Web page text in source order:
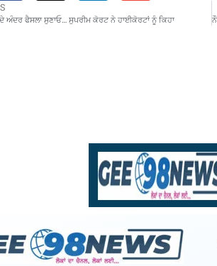
ਦੇ ਅੰਦਰ ਫੈਸਲਾ ਸੁਣਾਓ… ਸੁਪਰੀਮ ਕੋਰਟ ਨੇ ਹਾਈਕੋਰਟਾਂ ਨੂੰ ਕਿਹਾ